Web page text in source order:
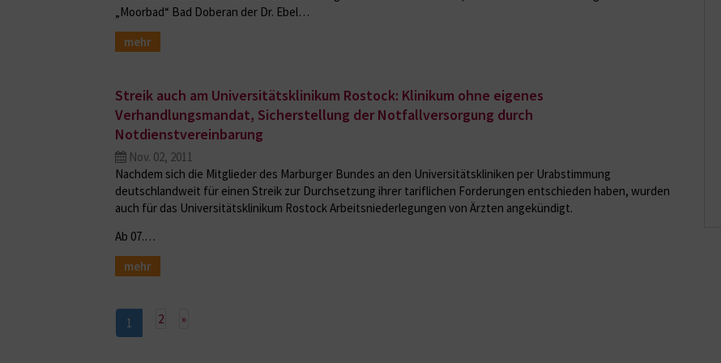
„Moorbad“ Bad Doberan der Dr. Ebel…
mehr
Streik auch am Universitätsklinikum Rostock: Klinikum ohne eigenes
Verhandlungsmandat, Sicherstellung der Notfallversorgung durch
Notdienstvereinbarung
Nov. 02, 2011
Nachdem sich die Mitglieder des Marburger Bundes an den Universitätskliniken per Urabstimmung
deutschlandweit für einen Streik zur Durchsetzung ihrer tariflichen Forderungen entschieden haben, wurden
auch für das Universitätsklinikum Rostock Arbeitsniederlegungen von Ärzten angekündigt.
Ab 07.…
mehr
1 2 »Nächste